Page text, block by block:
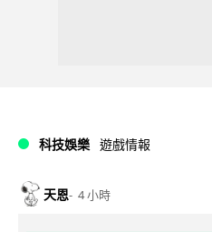
科技娛樂 遊戲情報
天恩 4 小時